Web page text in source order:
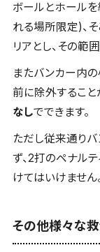
ボールとホール
れる場所限定)、
リアとし、その範
またバンカー内の
前に除外すること
なしでできます。
ただし従来通り
ず、2打のペナル
けてはいけません
その他様々な